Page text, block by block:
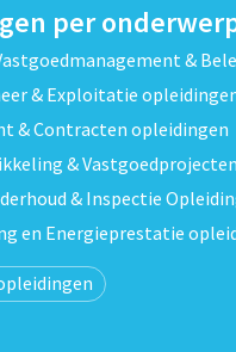
per
&
& Exploitatie
& Contracten opleidingen
&
& Inspectie
en Energieprestatie